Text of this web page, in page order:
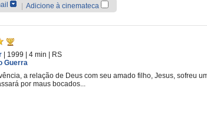
Adicione à cinemateca
| 1999 | 4 min
RS
Guerra
a relação de Deus com seu amado filho, Jesus, sofreu
por maus bocados...